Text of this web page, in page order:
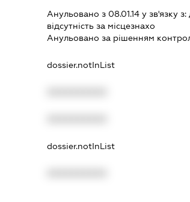
Анульовано з 08.01.14 у зв'язку з:
вiдсутнiсть за мiсцезнахо
Анульовано за рiшенням
dossier.notInList
dossier.notInList